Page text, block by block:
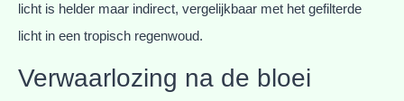
licht is helder maar indirect, vergelijkbaar met het gefilterde
licht in een tropisch regenwoud.
Verwaarlozing na de bloei